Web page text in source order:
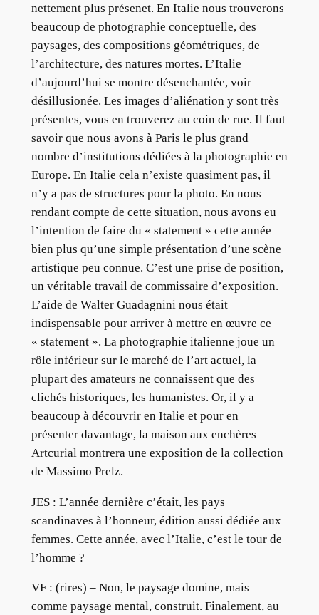
nettement plus présenet. En Italie nous trouverons
beaucoup de photographie conceptuelle, des
paysages, des compositions géométriques, de
l’architecture, des natures mortes. L’Italie
d’aujourd’hui se montre désenchantée, voir
désillusionée. Les images d’aliénation y sont très
présentes, vous en trouverez au coin de rue. Il faut
savoir que nous avons à Paris le plus grand
nombre d’institutions dédiées à la photographie en
Europe. En Italie cela n’existe quasiment pas, il
n’y a pas de structures pour la photo. En nous
rendant compte de cette situation, nous avons eu
l’intention de faire du « statement » cette année
bien plus qu’une simple présentation d’une scène
artistique peu connue. C’est une prise de position,
un véritable travail de commissaire d’exposition.
L’aide de Walter Guadagnini nous était
indispensable pour arriver à mettre en œuvre ce
« statement ». La photographie italienne joue un
rôle inférieur sur le marché de l’art actuel, la
plupart des amateurs ne connaissent que des
clichés historiques, les humanistes. Or, il y a
beaucoup à découvrir en Italie et pour en
présenter davantage, la maison aux enchères
Artcurial montrera une exposition de la collection
de Massimo Prelz.
JES : L’année dernière c’était, les pays
scandinaves à l’honneur, édition aussi dédiée aux
femmes. Cette année, avec l’Italie, c’est le tour de
l’homme ?
VF : (rires) – Non, le paysage domine, mais
comme paysage mental, construit. Finalement, au